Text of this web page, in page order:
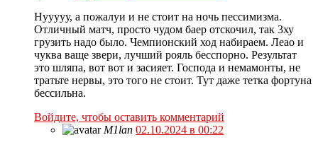
Нууууу, а пожалуи и не стоит на ночь пессимизма.
Отличный матч, просто чудом баер отскочил, так 3ху
грузить надо было. Чемпионский ход набираем. Леао и
чуква ваще звери, лучший рояль бесспорно. Результат
это шляпа, вот вот и засияет. Господа и немамонты, не
тратьте нервы, это того не стоит. Тут даже тетка фортуна
бессильна.
Войдите, чтобы оставить комментарий
M1lan 02.10.2024 в 00:22